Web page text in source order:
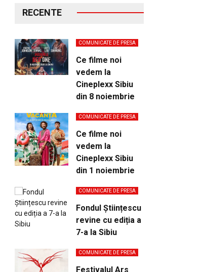
RECENTE
COMUNICATE DE PRESA
Ce filme noi
vedem la
Cineplexx Sibiu
din 8 noiembrie
COMUNICATE DE PRESA
Ce filme noi
vedem la
Cineplexx Sibiu
din 1 noiembrie
COMUNICATE DE PRESA
Fondul Științescu
revine cu ediția a
7-a la Sibiu
COMUNICATE DE PRESA
Festivalul Ars